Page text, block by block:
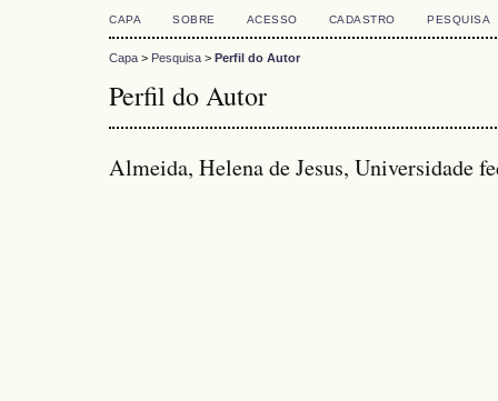
CAPA SOBRE ACESSO CADASTRO PESQUISA
Capa > Pesquisa > Perfil do Autor
Perfil do Autor
Almeida, Helena de Jesus, Universidade